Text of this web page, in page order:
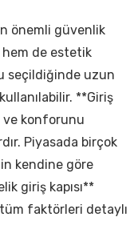
önemli güvenlik
hem de estetik
seçildiğinde uzun
**Giriş
ve konforunu
Piyasada birçok
kendine göre
giriş kapısı**
faktörleri detaylı